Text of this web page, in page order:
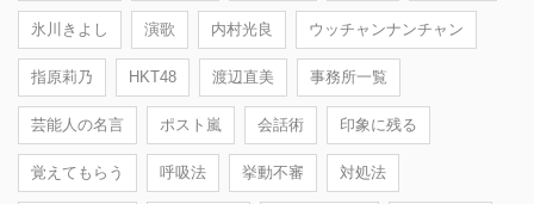
氷川きよし 演歌 内村光良 ウッチャンナンチャン
指原莉乃 HKT48 渡辺直美 事務所一覧
芸能人の名言 ポスト嵐 会話術 印象に残る
覚えてもらう 呼吸法 挙動不審 対処法